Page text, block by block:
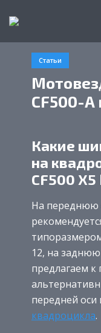
Статьи
CF500-A
Какие
на
CF500 X5
На переднюю
12, на
предлагаем
передней оси
квадроцикла.